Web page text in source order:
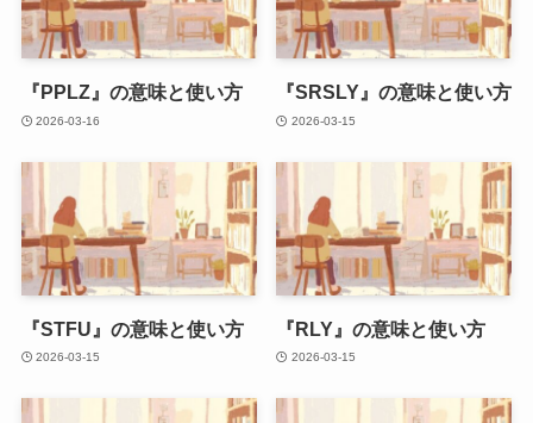
『PPLZ』の意味と使い方
2026-03-16
『SRSLY』の意味と使い方
2026-03-15
『STFU』の意味と使い方
2026-03-15
『RLY』の意味と使い方
2026-03-15